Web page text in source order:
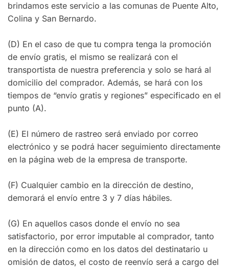
brindamos este servicio a las comunas de Puente Alto,
Colina y San Bernardo.
(D) En el caso de que tu compra tenga la promoción
de envío gratis, el mismo se realizará con el
transportista de nuestra preferencia y solo se hará al
domicilio del comprador. Además, se hará con los
tiempos de “envío gratis y regiones” especificado en el
punto (A).
(E) El número de rastreo será enviado por correo
electrónico y se podrá hacer seguimiento directamente
en la página web de la empresa de transporte.
(F) Cualquier cambio en la dirección de destino,
demorará el envío entre 3 y 7 días hábiles.
(G) En aquellos casos donde el envío no sea
satisfactorio, por error imputable al comprador, tanto
en la dirección como en los datos del destinatario u
omisión de datos, el costo de reenvío será a cargo del